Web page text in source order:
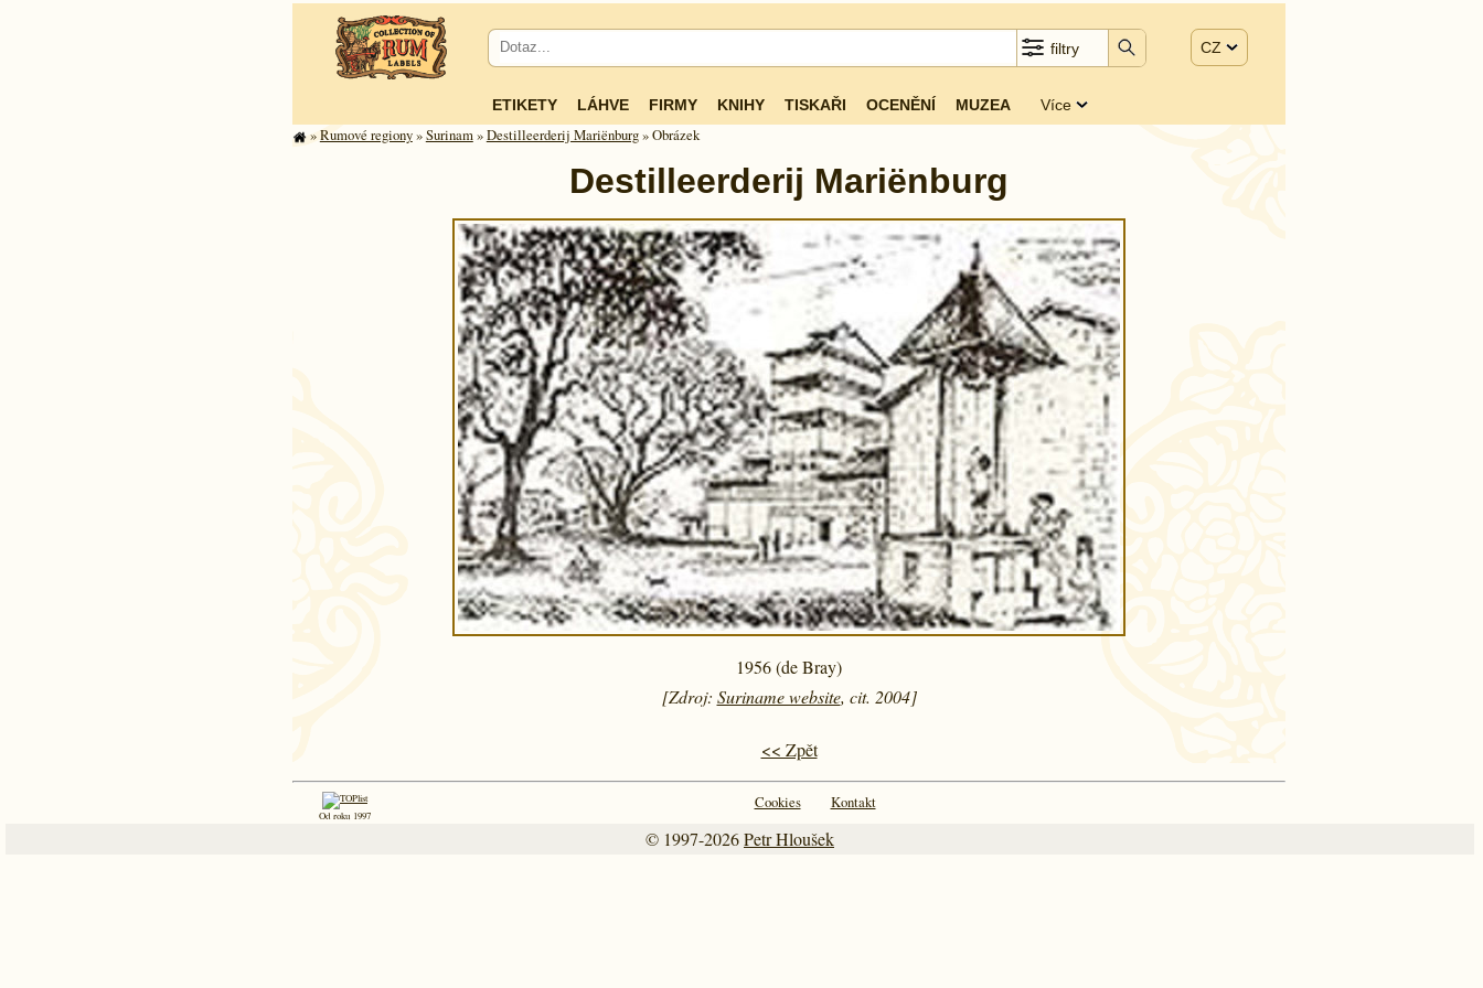
filtry CZ
ETIKETY LÁHVE FIRMY KNIHY TISKAŘI OCENĚNÍ MUZEA Více
»Rumové regiony»Surinam»Destilleerderij Mariënburg» Obrázek
Destilleerderij Mariënburg
1956 (de Bray)
[Zdroj: Suriname website, cit. 2004]
<< Zpět
Od roku 1997
Cookies Kontakt
© 1997-2026Petr Hloušek